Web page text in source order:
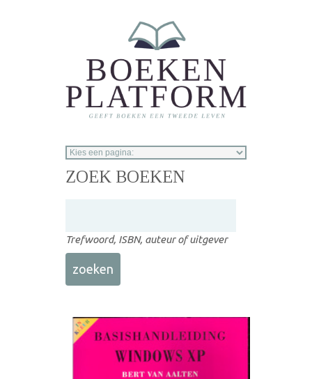
ZOEK BOEKEN
Trefwoord, ISBN, auteur of uitgever